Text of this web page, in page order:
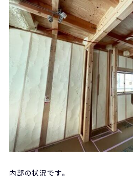
内部の状況です。